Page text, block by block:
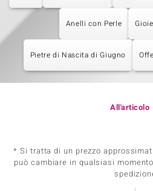
Anelli con Perle
Pietre di Nascita di Giugno
All'articolo
* Si tratta di un prezzo
può cambiare in qualsiasi